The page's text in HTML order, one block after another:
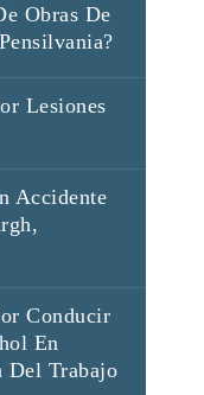
Obras De
Lesiones
Accidente
Conducir
En
Del Trabajo